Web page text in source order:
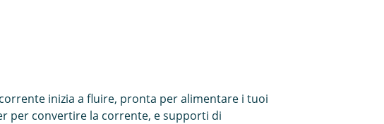
inizia a fluire, pronta per alimentare i tuoi
per convertire la corrente, e supporti di